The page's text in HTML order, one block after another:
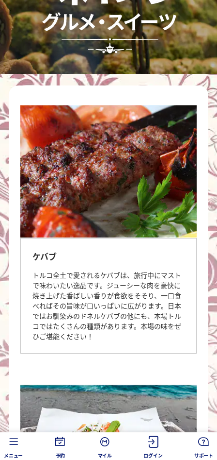
ケバブ
トルコ全土で愛されるケバブは、旅行中にマスト
で味わいたい逸品です。ジューシーな肉を豪快に
焼き上げた香ばしい香りが食欲をそそり、一口食
べればその旨味が口いっぱいに広がります。日本
ではお馴染みのドネルケバブの他にも、本場トル
コではたくさんの種類があります。本場の味をぜ
ひご堪能ください！
メニュー 予約 マイル ログイン サポート